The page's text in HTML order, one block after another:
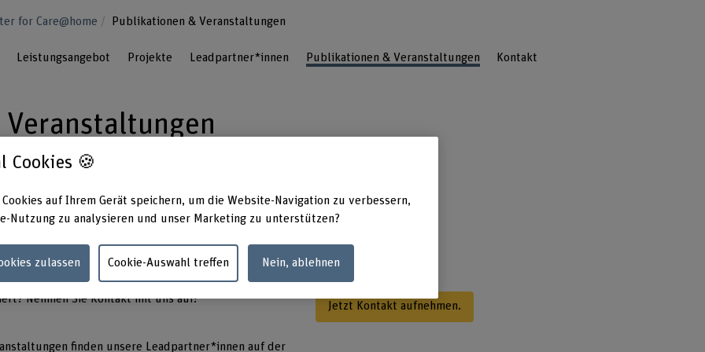
for Care@home Publikationen & Veranstaltungen
Leistungsangebot Projekte Leadpartner*innen Publikationen & Veranstaltungen Kontakt
Fachpublikationen, Artikel und
von unseren Leadpartner*innen. Ergänzend
kommende Veranstaltungen, bei denen
diskutiert wird.
Nehmen Sie Kontakt mit uns auf!
finden unsere Leadpartner*innen auf der
Jetzt Kontakt aufnehmen.
Cookies 🍪
auf Ihrem Gerät speichern, um die Website-Navigation zu verbessern,
Nutzung zu analysieren und unser Marketing zu unterstützen?
zulassen Cookie-Auswahl treffen Nein, ablehnen